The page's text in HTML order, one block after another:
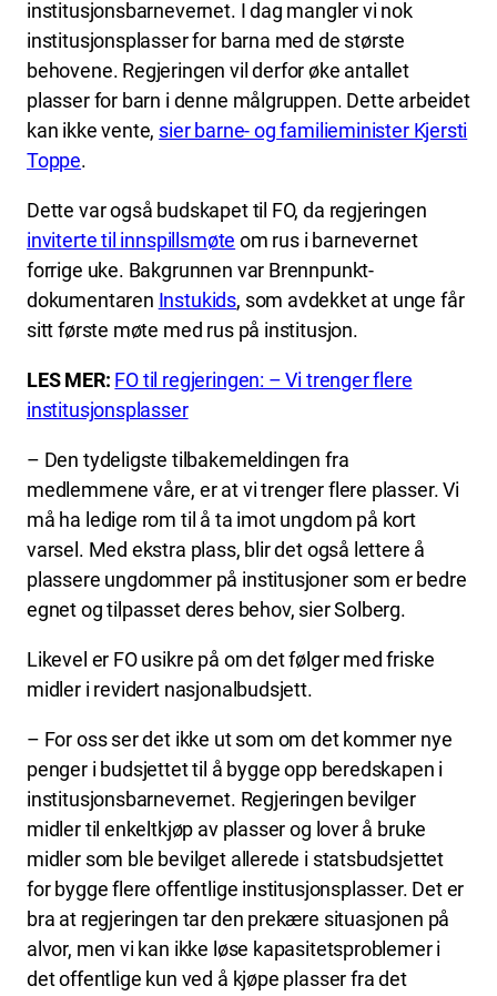
institusjonsbarnevernet. I dag mangler vi nok
institusjonsplasser for barna med de største
behovene. Regjeringen vil derfor øke antallet
plasser for barn i denne målgruppen. Dette arbeidet
kan ikke vente, sier barne- og familieminister Kjersti
Toppe.
Dette var også budskapet til FO, da regjeringen
inviterte til innspillsmøte om rus i barnevernet
forrige uke. Bakgrunnen var Brennpunkt-
dokumentaren Instukids, som avdekket at unge får
sitt første møte med rus på institusjon.
LES MER: FO til regjeringen: – Vi trenger flere
institusjonsplasser
– Den tydeligste tilbakemeldingen fra
medlemmene våre, er at vi trenger flere plasser. Vi
må ha ledige rom til å ta imot ungdom på kort
varsel. Med ekstra plass, blir det også lettere å
plassere ungdommer på institusjoner som er bedre
egnet og tilpasset deres behov, sier Solberg.
Likevel er FO usikre på om det følger med friske
midler i revidert nasjonalbudsjett.
– For oss ser det ikke ut som om det kommer nye
penger i budsjettet til å bygge opp beredskapen i
institusjonsbarnevernet. Regjeringen bevilger
midler til enkeltkjøp av plasser og lover å bruke
midler som ble bevilget allerede i statsbudsjettet
for bygge flere offentlige institusjonsplasser. Det er
bra at regjeringen tar den prekære situasjonen på
alvor, men vi kan ikke løse kapasitetsproblemer i
det offentlige kun ved å kjøpe plasser fra det